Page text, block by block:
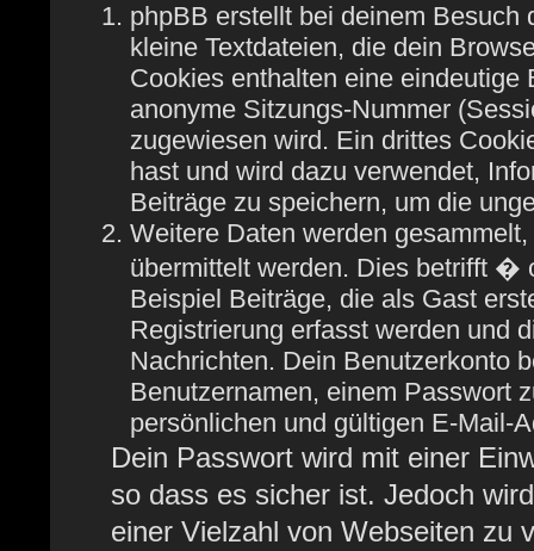
phpBB erstellt bei deinem
kleine Textdateien, die dein
Cookies enthalten eine
anonyme Sitzungs-Nummer
zugewiesen wird. Ein drittes
hast und wird dazu verwendet,
Beiträge zu speichern, um die
Weitere Daten werden
übermittelt werden. Dies betrifft
Beispiel Beiträge, die als Gast
Registrierung erfasst werden und
Nachrichten. Dein Benutzerkonto
Benutzernamen, einem Passwort
persönlichen und gültigen E-Mail-
Dein Passwort wird mit einer
so dass es sicher ist. Jedoch
einer Vielzahl von Webseiten zu